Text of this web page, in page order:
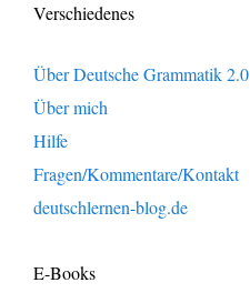
Verschiedenes
Über Deutsche Grammatik 2.0
Über mich
Hilfe
Fragen/Kommentare/Kontakt
deutschlernen-blog.de
E-Books